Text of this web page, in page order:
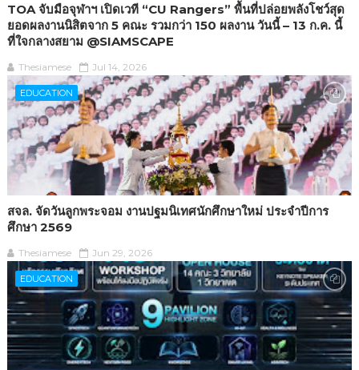
TOA จับมือจุฬาฯ เปิดเวที “CU Rangers” พื้นที่ปล่อยพลังโชว์สุด
ยอดผลงานนิสิตจาก 5 คณะ รวมกว่า 150 ผลงาน วันนี้ – 13 ก.ค. นี้
ที่ใจกลางสยาม @SIAMSCAPE
Thesiamese Jul 14, 2026
EDUCATION
สจล. จัดวันลูกพระจอม งานปฐมนิเทศนักศึกษาใหม่ ประจำปีการ
ศึกษา 2569
Thesiamese Jun 29, 2026
EDUCATION